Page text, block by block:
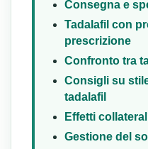
Consegna e
Tadalafil con
prescrizione
Confronto tra
Consigli su
tadalafil
Effetti
Gestione del